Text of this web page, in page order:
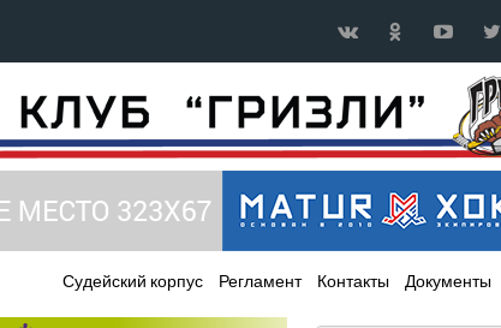
Судейский корпус Регламент Контакты Документы